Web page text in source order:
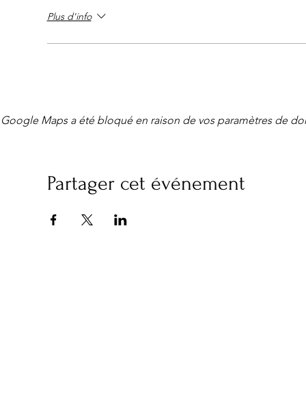
Plus d'info
Google Maps a été bloqué en raison de vos paramètres de
Partager cet événement